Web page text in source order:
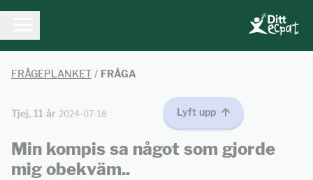
FRÅGEPLANKET / FRÅGA
Tjej, 11 år 2024-07-18 Lyft upp
Min kompis sa något som gjorde
mig obekväm..